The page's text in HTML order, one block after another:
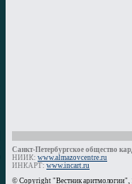
Санкт-Петербургское общество
НИИК: www.almazovcentre.ru
ИНКАРТ: www.incart.ru
© Copyright "Вестник аритмологии",